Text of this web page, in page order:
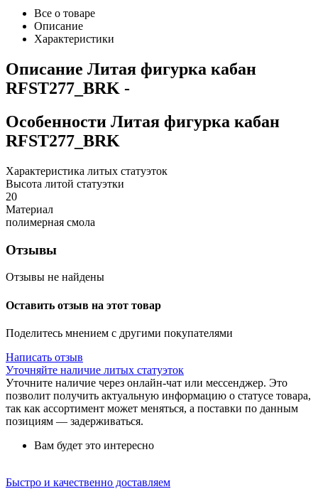
Все о товаре
Описание
Характеристики
Описание Литая фигурка кабан
RFST277_BRK -
Особенности Литая фигурка кабан
RFST277_BRK
Характеристика литых статуэток
Высота литой статуэтки
20
Материал
полимерная смола
Отзывы
Отзывы не найдены
Оставить отзыв на этот товар
Поделитесь мнением с другими покупателями
Написать отзыв
Уточняйте наличие литых статуэток
Уточните наличие через онлайн-чат или мессенджер. Это
позволит получить актуальную информацию о статусе товара,
так как ассортимент может меняться, а поставки по данным
позициям — задерживаться.
Вам будет это интересно
Быстро и качественно доставляем